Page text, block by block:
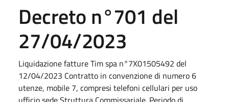
Decreto n°701 del
27/04/2023
Liquidazione fatture Tim spa n°7X01505492 del
12/04/2023 Contratto in convenzione di numero 6
utenze, mobile 7, compresi telefoni cellulari per uso